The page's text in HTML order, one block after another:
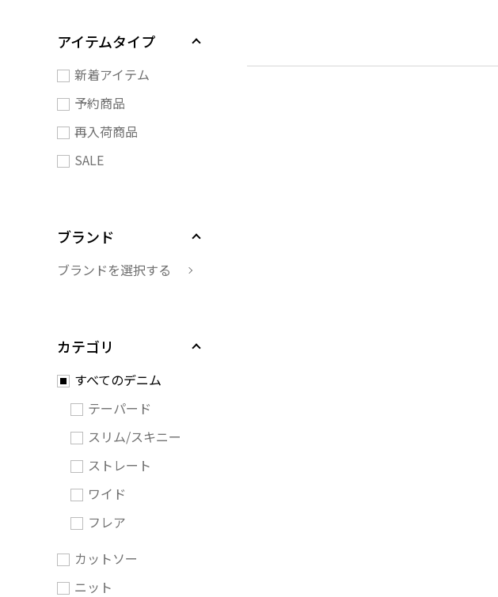
アイテムタイプ
新着アイテム
予約商品
再入荷商品
SALE
ブランド
ブランドを選択する
カテゴリ
すべてのデニム
テーパード
スリム/スキニー
ストレート
ワイド
フレア
カットソー
ニット